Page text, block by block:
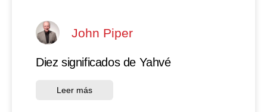
John Piper
Diez significados de Yahvé
Leer más